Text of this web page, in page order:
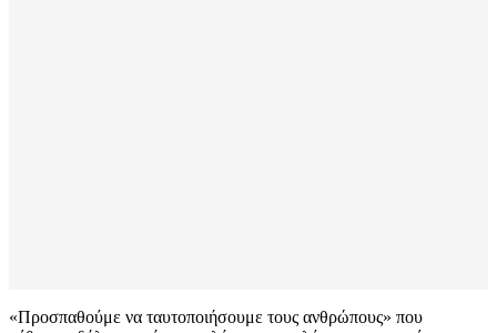
«Προσπαθούμε να ταυτοποιήσουμε τους ανθρώπους» που